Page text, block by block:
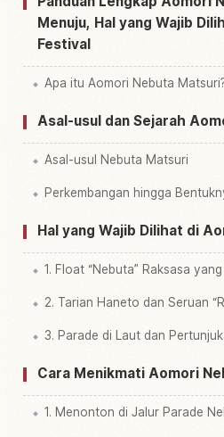
Menuju, Hal yang Wajib
Festival
Apa itu Aomori Nebuta
Asal-usul dan Sejarah
Asal-usul Nebuta Matsuri
Perkembangan hingga
Hal yang Wajib Dilihat di
1. Float “Nebuta” Raksasa
2. Tarian Haneto dan Seruan
3. Parade di Laut dan
Cara Menikmati Aomori
1. Menonton di Jalur Parade